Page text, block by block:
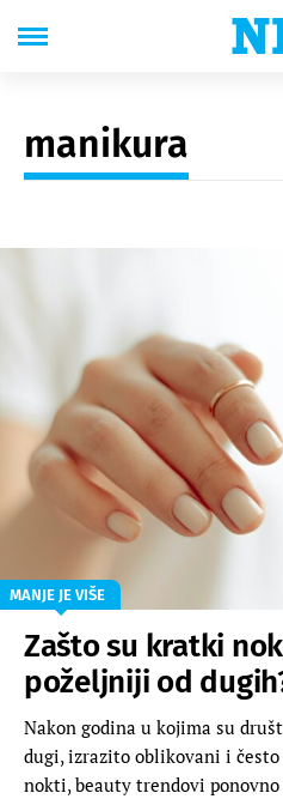
manikura
MANJE JE VIŠE
Zašto su kratki
poželjniji od
Nakon godina u kojima su
dugi, izrazito oblikovani i
nokti, beauty trendovi